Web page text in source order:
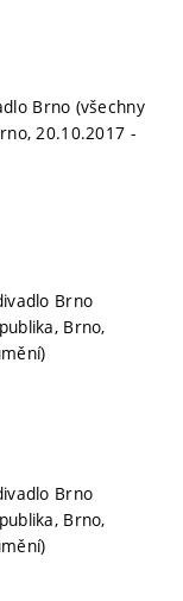
Brno (všechny
20.10.2017 -
Brno
Brno,
Brno
Brno,